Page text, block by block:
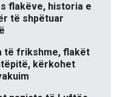
flakëve, historia e
të shpëtuar
të frikshme, flakët
kërkohet